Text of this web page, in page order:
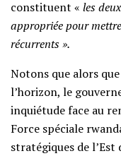
constituent « les
appropriée pour
récurrents ».
Notons que alors
l’horizon, le
inquiétude face au
Force spéciale
stratégiques de l’Est